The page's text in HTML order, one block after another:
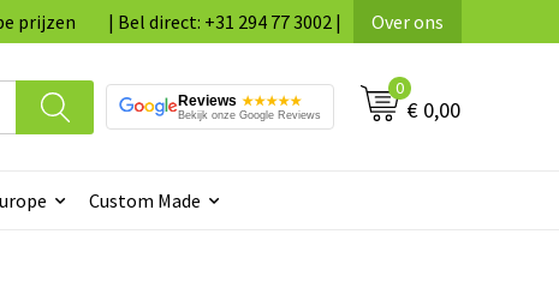
prijzen | Bel direct: +31 294 77 3002 | Over ons
Reviews ★★★★★
Bekijk onze Google Reviews
0
€ 0,00
Custom Made